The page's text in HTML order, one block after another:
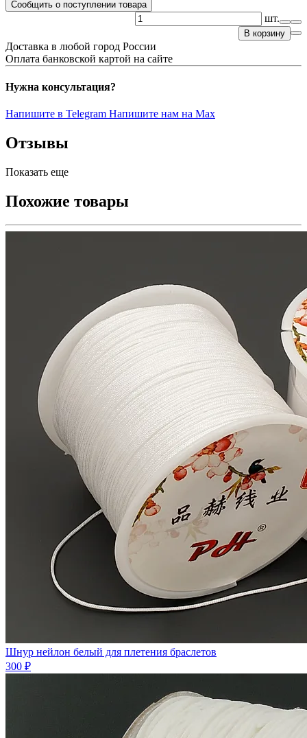
Сообщить о поступлении товара
шт.
В корзину
Доставка в любой город России
Оплата банковской картой на сайте
Нужна консультация?
Напишите в Telegram Напишите нам на Max
Отзывы
Показать еще
Похожие товары
Шнур нейлон белый для плетения браслетов
300 ₽